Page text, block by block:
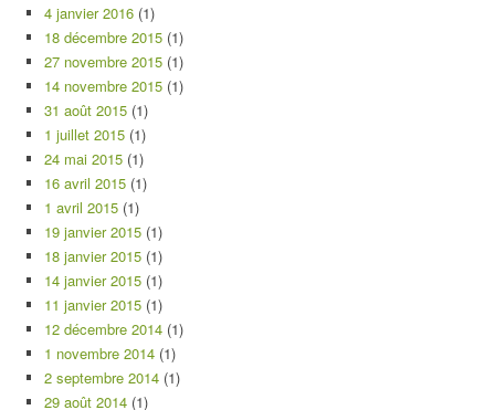
4 janvier 2016 (1)
18 décembre 2015 (1)
27 novembre 2015 (1)
14 novembre 2015 (1)
31 août 2015 (1)
1 juillet 2015 (1)
24 mai 2015 (1)
16 avril 2015 (1)
1 avril 2015 (1)
19 janvier 2015 (1)
18 janvier 2015 (1)
14 janvier 2015 (1)
11 janvier 2015 (1)
12 décembre 2014 (1)
1 novembre 2014 (1)
2 septembre 2014 (1)
29 août 2014 (1)